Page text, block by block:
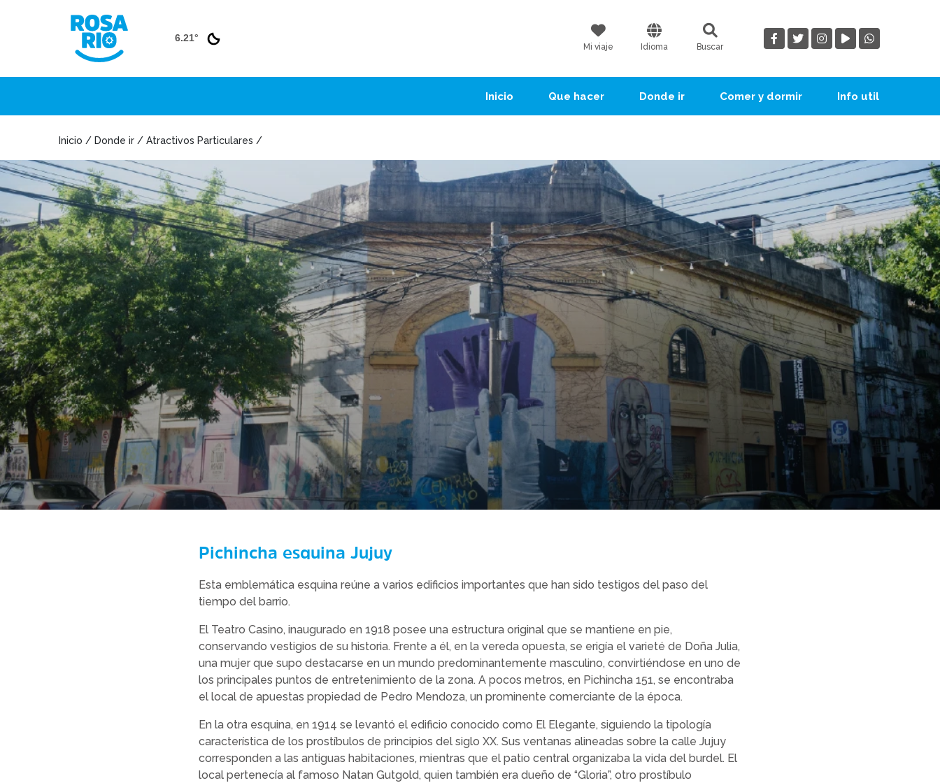
6.21°
Mi viaje Idioma Buscar
Inicio Que hacer Donde ir Comer y dormir Info util
Inicio / Donde ir / Atractivos Particulares /
Pichincha esquina Jujuy
Esta emblemática esquina reúne a varios edificios importantes que han sido testigos del paso del
tiempo del barrio.
El Teatro Casino, inaugurado en 1918 posee una estructura original que se mantiene en pie,
conservando vestigios de su historia. Frente a él, en la vereda opuesta, se erigía el varieté de Doña Julia,
una mujer que supo destacarse en un mundo predominantemente masculino, convirtiéndose en uno de
los principales puntos de entretenimiento de la zona. A pocos metros, en Pichincha 151, se encontraba
el local de apuestas propiedad de Pedro Mendoza, un prominente comerciante de la época.
En la otra esquina, en 1914 se levantó el edificio conocido como El Elegante, siguiendo la tipología
característica de los prostíbulos de principios del siglo XX. Sus ventanas alineadas sobre la calle Jujuy
corresponden a las antiguas habitaciones, mientras que el patio central organizaba la vida del burdel. El
local pertenecía al famoso Natan Gutgold, quien también era dueño de “Gloria”, otro prostíbulo